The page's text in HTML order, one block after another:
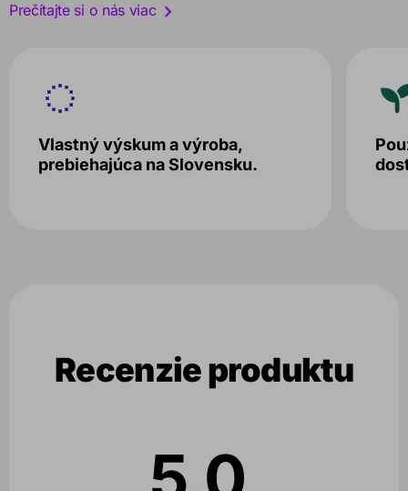
Prečítajte si o nás viac
Vlastný výskum a výroba,
prebiehajúca na Slovensku.
Recenzie produktu